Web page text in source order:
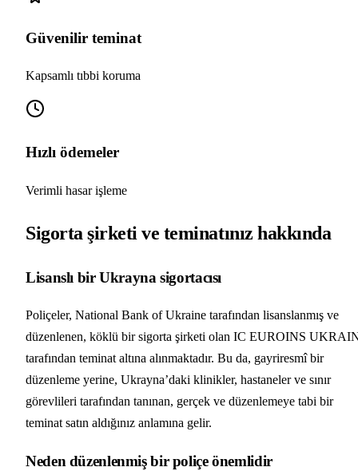
Güvenilir teminat
Kapsamlı tıbbi koruma
Hızlı ödemeler
Verimli hasar işleme
Sigorta şirketi ve teminatınız hakkında
Lisanslı bir Ukrayna sigortacısı
Poliçeler, National Bank of Ukraine tarafından lisanslanmış ve
düzenlenen, köklü bir sigorta şirketi olan IC EUROINS
tarafından teminat altına alınmaktadır. Bu da, gayriresmî bir
düzenleme yerine, Ukrayna’daki klinikler, hastaneler ve sınır
görevlileri tarafından tanınan, gerçek ve düzenlemeye tabi bir
teminat satın aldığınız anlamına gelir.
Neden düzenlenmiş bir poliçe önemlidir